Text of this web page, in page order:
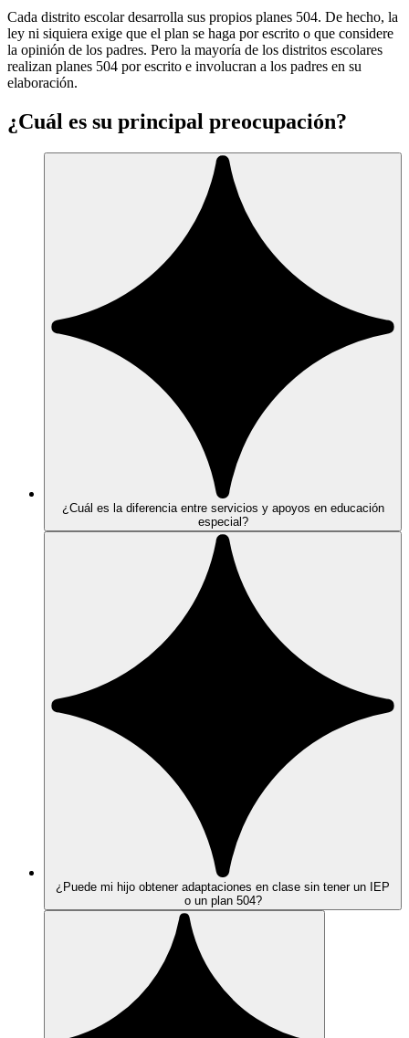
Cada distrito escolar desarrolla sus propios planes 504. De hecho, la
ley ni siquiera exige que el plan se haga por escrito o que considere
la opinión de los padres. Pero la mayoría de los distritos escolares
realizan planes 504 por escrito e involucran a los padres en su
elaboración.
¿Cuál es su principal preocupación?
¿Cuál es la diferencia entre servicios y apoyos en educación
especial?
¿Puede mi hijo obtener adaptaciones en clase sin tener un IEP
o un plan 504?